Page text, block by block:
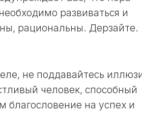
развиваться и
рациональны. Дерзайте.
не поддавайтесь
человек, способный
благословение на успех и